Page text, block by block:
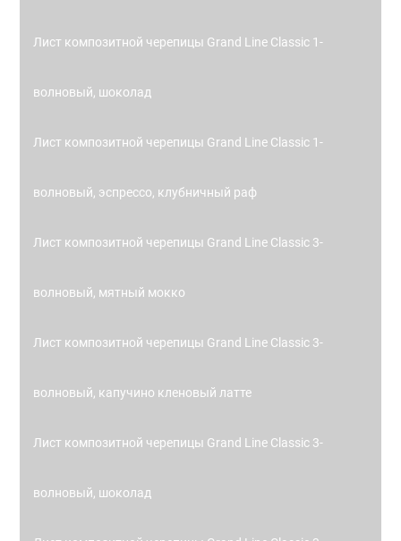
Лист композитной черепицы Grand Line Classic 1-
волновый, шоколад
Лист композитной черепицы Grand Line Classic 1-
волновый, эспрессо, клубничный раф
Лист композитной черепицы Grand Line Classic 3-
волновый, мятный мокко
Лист композитной черепицы Grand Line Classic 3-
волновый, капучино кленовый латте
Лист композитной черепицы Grand Line Classic 3-
волновый, шоколад